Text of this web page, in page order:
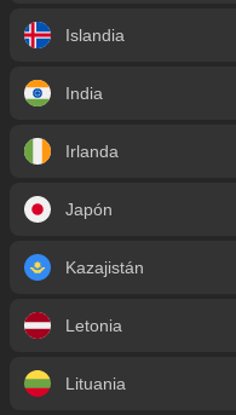
Islandia
India
Irlanda
Japón
Kazajistán
Letonia
Lituania